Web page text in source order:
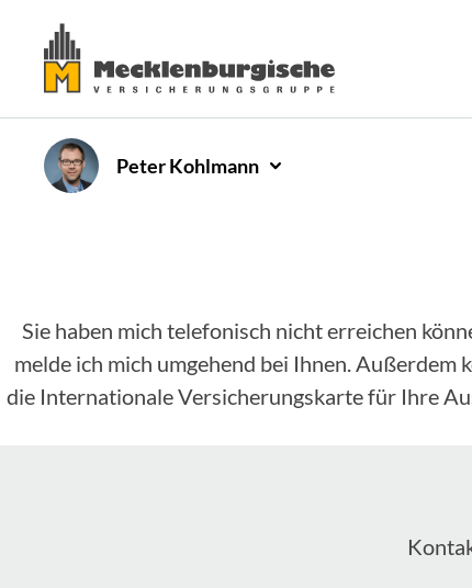
PeterKohlmann
Sie haben mich telefonisch nicht erreichen
melde ich mich umgehend bei Ihnen.
die Internationale Versicherungskarte für Ihre